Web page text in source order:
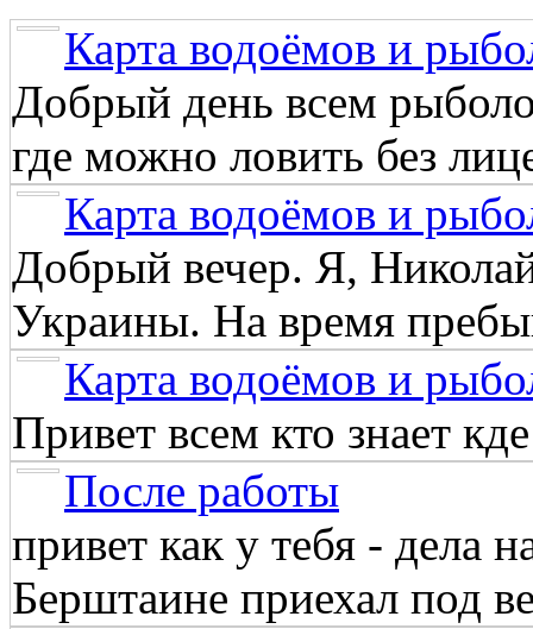
Карта водоёмов и
Добрый день всем
где можно ловить без
Карта водоёмов и
Добрый вечер. Я,
Украины. На время
Карта водоёмов и
Привет всем кто знает
После работы
привет как у тебя - дела
Берштаине приехал под